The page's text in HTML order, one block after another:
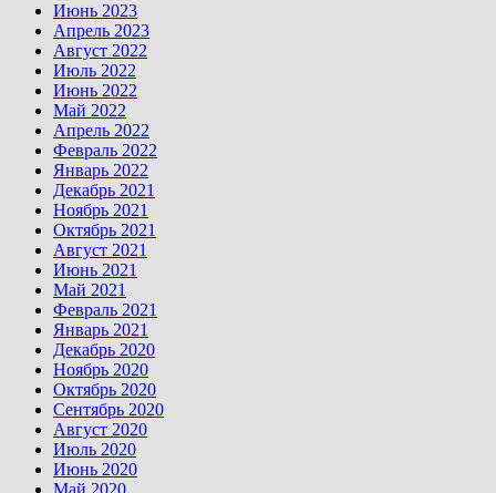
Июнь 2023
Апрель 2023
Август 2022
Июль 2022
Июнь 2022
Май 2022
Апрель 2022
Февраль 2022
Январь 2022
Декабрь 2021
Ноябрь 2021
Октябрь 2021
Август 2021
Июнь 2021
Май 2021
Февраль 2021
Январь 2021
Декабрь 2020
Ноябрь 2020
Октябрь 2020
Сентябрь 2020
Август 2020
Июль 2020
Июнь 2020
Май 2020